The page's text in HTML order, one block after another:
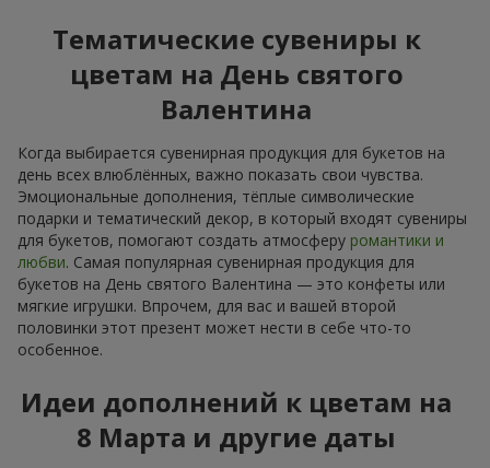
Тематические сувениры к
цветам на День святого
Валентина
Когда выбирается сувенирная продукция для букетов на
день всех влюблённых, важно показать свои чувства.
Эмоциональные дополнения, тёплые символические
подарки и тематический декор, в который входят сувениры
для букетов, помогают создать атмосферу романтики и
любви. Самая популярная сувенирная продукция для
букетов на День святого Валентина — это конфеты или
мягкие игрушки. Впрочем, для вас и вашей второй
половинки этот презент может нести в себе что-то
особенное.
Идеи дополнений к цветам на
8 Марта и другие даты